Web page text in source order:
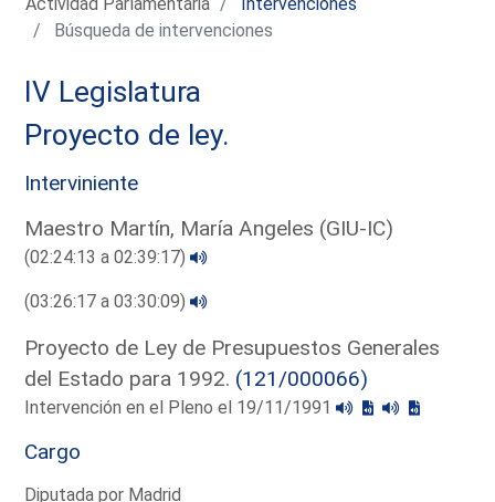
Búsqueda de intervenciones
IV Legislatura
Proyecto de ley.
Interviniente
Maestro Martín, María Angeles (GIU-IC)
(02:24:13 a 02:39:17)
(03:26:17 a 03:30:09)
Proyecto de Ley de Presupuestos Generales
del Estado para 1992. (121/000066)
Intervención en el Pleno el 19/11/1991
Cargo
Diputada por Madrid